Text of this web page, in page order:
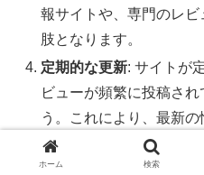
報サイトや、専門のレ
肢となります。
定期的な更新: サイトが
ビューが頻繁に投稿さ
う。これにより、最新
す。
ホーム 検索